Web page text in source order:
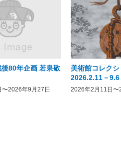
後80年企画 若泉敬
2026年9月27日
美術館コレク
2026.2.11－9.6
2026年2月11日〜